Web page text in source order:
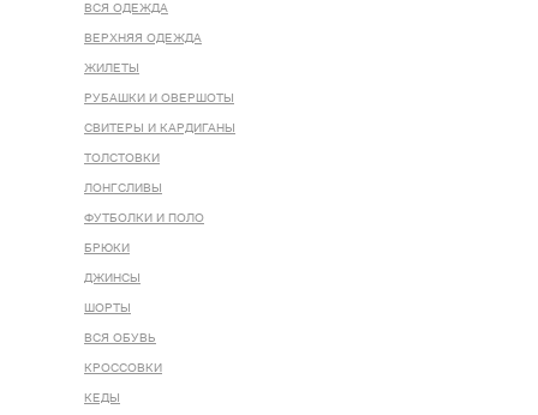
ВСЯ ОДЕЖДА
ВЕРХНЯЯ ОДЕЖДА
ЖИЛЕТЫ
РУБАШКИ И ОВЕРШОТЫ
СВИТЕРЫ И КАРДИГАНЫ
ТОЛСТОВКИ
ЛОНГСЛИВЫ
ФУТБОЛКИ И ПОЛО
БРЮКИ
ДЖИНСЫ
ШОРТЫ
ВСЯ ОБУВЬ
КРОССОВКИ
КЕДЫ